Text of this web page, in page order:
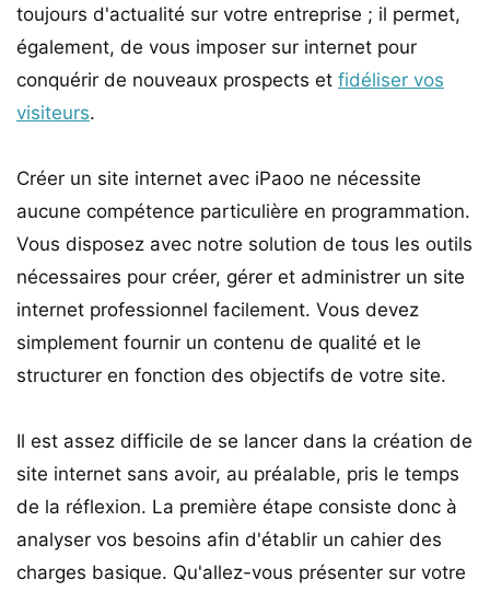
toujours d'actualité sur votre entreprise ; il permet,
également, de vous imposer sur internet pour
conquérir de nouveaux prospects et fidéliser vos
visiteurs.
Créer un site internet avec iPaoo ne nécessite
aucune compétence particulière en programmation.
Vous disposez avec notre solution de tous les outils
nécessaires pour créer, gérer et administrer un site
internet professionnel facilement. Vous devez
simplement fournir un contenu de qualité et le
structurer en fonction des objectifs de votre site.
Il est assez difficile de se lancer dans la création de
site internet sans avoir, au préalable, pris le temps
de la réflexion. La première étape consiste donc à
analyser vos besoins afin d'établir un cahier des
charges basique. Qu'allez-vous présenter sur votre